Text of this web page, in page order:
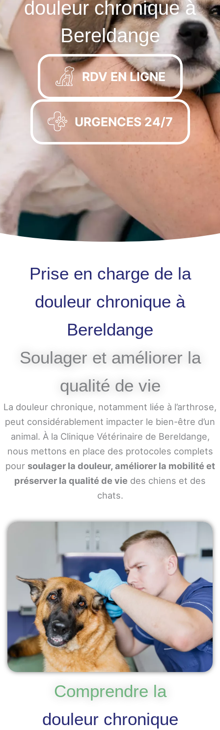
douleur chronique à
Bereldange
RDV EN LIGNE
URGENCES 24/7
Prise en charge de la
douleur chronique à
Bereldange
Soulager et améliorer la
qualité de vie
La douleur chronique, notamment liée à l’arthrose,
peut considérablement impacter le bien-être d’un
animal. À la Clinique Vétérinaire de Bereldange,
nous mettons en place des protocoles complets
pour soulager la douleur, améliorer la mobilité et
préserver la qualité de vie des chiens et des
chats.
Comprendre la
douleur chronique